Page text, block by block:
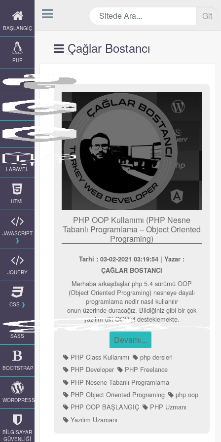
BAŞLANGIÇ
PHP
LARAVEL
HTML
JAVASCRIPT
JQUERY
CSS
SASS
BOOTSTRAP
WORDPRESS
BİLGİSAYAR
GÜVENLİĞİ
Git
Çağlar Bostancı
PHP OOP Kullanımı (PHP Nesne
Tabanlı Programlama – Object Oriented
Programing)
Tarhi : 03-02-2021 03:19:54 | Yazar :
ÇAĞLAR BOSTANCI
Merhaba arkaşdaşlar php 5.4 sürümü OOP
(Object Oriented Programing) nesneye dayalı
programlama nedir nasıl kullanılır
onun üzerinde duracağız. Bildiğiniz gibi bir çok
yazılım dili OOP’yi desteklemekte.
Devamı...
PHP Class Kullanımı
php dersleri
PHP Developer
PHP Freelance
PHP Nesene Tabanlı Programlama
PHP Object Oriented Programing
php oop
PHP OOP BAŞLANGIÇ
PHP Uzmanı
Yazılım Uzamanı